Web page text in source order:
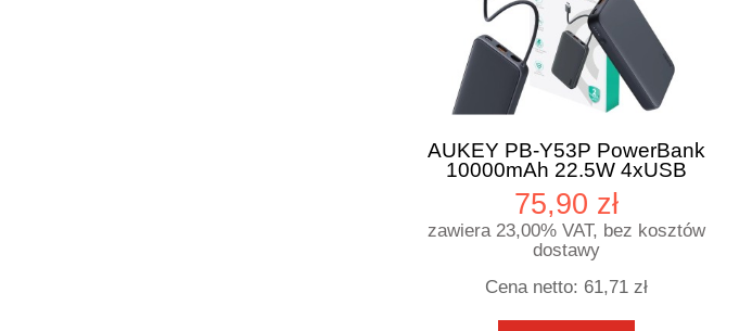
AUKEY PB-Y53P PowerBank
10000mAh 22.5W 4xUSB
kabel USB-C
75,90 zł
zawiera 23,00% VAT, bez kosztów
dostawy
Cena netto: 61,71 zł